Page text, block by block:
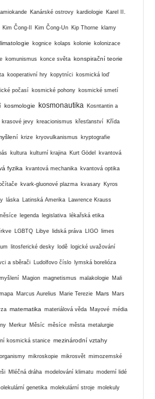
Kanárské ostrovy kardiologie Karel II.
Kim Čong-Il Kim Čong-Un Kip Thorne klamy
kognice kolaps kolonie kolonizace
komunismus konce světa konspirační teorie
kooperativní hry kopytníci kosmická loď
počasí kosmické pohony kosmické smetí
kosmologie kosmonautika Kosntantin a
krasové jevy kreacionismus křesťanství Křída
krize kryovulkanismus kryptografie
kultura kulturní krajina Kurt Gödel kvantová
fyzika kvantová mechanika kvantová optika
kvark-gluonové plazma kvasary Kyros
láska Latinská Amerika Lawrence Krauss
legenda legislativa lékařská etika
LGBTQ Libye lidská práva LIGO limes
litosferické desky lodě logické uvažování
a sběrači Ludolfovo číslo lymská borelióza
Magion magnetismus malakologie Mali
mapa Marcus Aurelius Marie Terezie Mars Mars
matematika materiálová věda Mayové média
Merkur Měsíc měsíce města metalurgie
kosmická stanice mezinárodní vztahy
mikroskopie mikrosvět mimozemské
Mléčná dráha modelování klimatu moderní lidé
genetika molekulární stroje molekuly